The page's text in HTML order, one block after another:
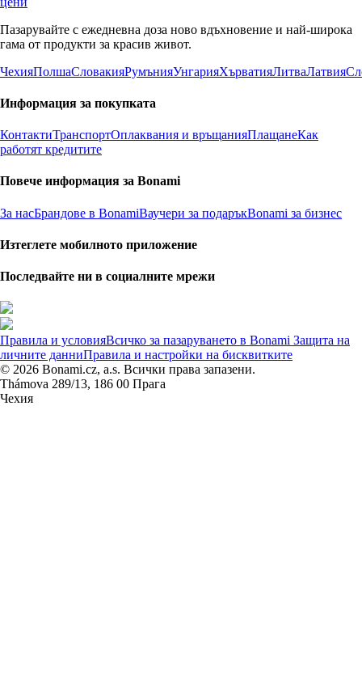
Пазарувайте с ежедневна доза ново вдъхновение и най-широка
гама от продукти за красив живот.
ЧехияПолшаСловакияРумънияУнгарияХърватияЛитваЛатвия
Информация за покупката
КонтактиТранспортОплаквания и връщанияПлащанеКак
работят кредитите
Повече информация за Bonami
За насБрандове в BonamiВаучери за подаръкBonami за бизнес
Изтеглете мобилното приложение
Последвайте ни в социалните мрежи
Правила и условияВсичко за пазаруването в Bonami Защита на
личните данниПравила и настройки на бисквитките
© 2026 Bonami.cz, a.s. Всички права запазени.
Thámova 289/13, 186 00 Прага
Чехия